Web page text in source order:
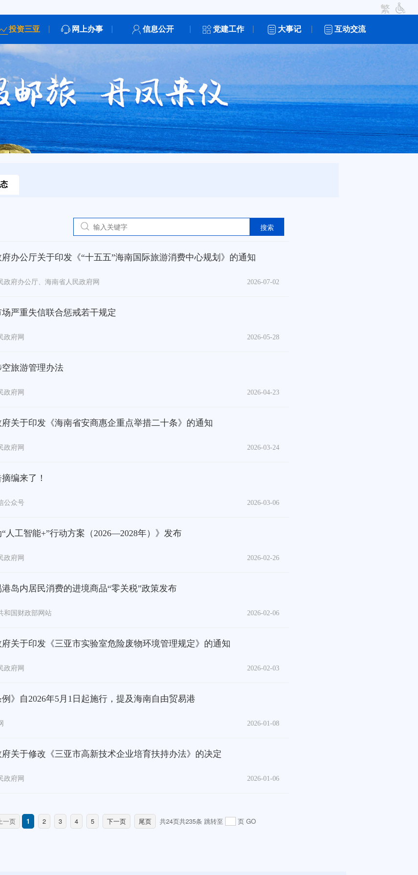
繁
投资三亚 网上办事 信息公开 党建工作 大事记 互动交流
搜索
办公厅关于印发《“十五五”海南国际旅游消费中心规划》的通知
政府办公厅、海南省人民政府网 2026-07-02
严重失信联合惩戒若干规定
政府网 2026-05-28
旅游管理办法
政府网 2026-04-23
关于印发《海南省安商惠企重点举措二十条》的通知
政府网 2026-03-24
编来了！
公众号 2026-03-06
“人工智能+”行动方案（2026—2028年）》发布
政府网 2026-02-26
岛内居民消费的进境商品“零关税”政策发布
和国财政部网站 2026-02-06
关于印发《三亚市实验室危险废物环境管理规定》的通知
政府网 2026-02-03
例》自2026年5月1日起施行，提及海南自由贸易港
2026-01-08
关于修改《三亚市高新技术企业培育扶持办法》的决定
政府网 2026-01-06
一页 1 2 3 4 5 下一页 尾页 共24页共235条 跳转至 页 GO